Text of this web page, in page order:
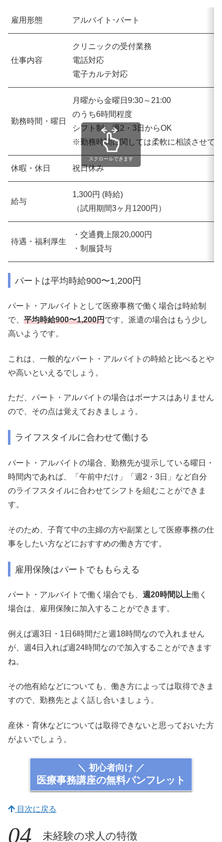
雇用形態 アルバイト･パート
仕事内容
クリニックの受付業務
電話対応
電子カルテ対応
勤務時間・曜日
月曜から金曜日9:30～21:00
のうち6時間程度
シフト制 週2・3日からOK
※勤務時間に関しては柔軟に相談させて
休暇・休日 祝日休み
給与
1,300円 (時給)
（試用期間3ヶ月1200円）
待遇・福利厚生
・交通費上限20,000円
・制服貸与
スクロールできます
パートは平均時給900〜1,200円
パート・アルバイトとして医療事務で働く場合は時給制
で、 平均時給900〜1,200円 です。派遣の場合はもう少し
高いようです。
これは、一般的なパート・アルバイトの時給と比べるとや
や高いといえるでしょう。
ただ、パート・アルバイトの場合はボーナスはありません
ので、その点は覚えておきましょう。
ライフスタイルに合わせて働ける
パート・アルバイトの場合、勤務先が提示している曜日・
時間内であれば、「午前中だけ」「週2・3日」など自分
のライフスタイルに合わせてシフトを組むことができま
す。
そのため、子育て中の主婦の方や副業として医療事務の仕
事をしたい方などにおすすめの働き方です。
雇用保険はパートでももらえる
パート・アルバイトで働く場合でも、 週20時間以上働く
場合は、雇用保険に加入することができます。
例えば週3日・1日6時間だと週18時間なので入れません
が、週4日入れば週24時間なので加入することができます
ね。
その他有給などについても、働き方によっては取得できま
すので、勤務先とよく話し合いましょう。
産休・育休などについては取得できないと思っておいた方
がよいでしょう。
＼ 初心者向け ／
医療事務講座の無料パンフレット
目次に戻る
未経験の求人の特徴